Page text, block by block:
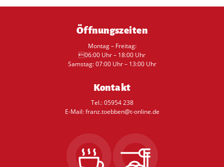
Öffnungszeiten
Montag – Freitag:
06:00 Uhr – 18:00 Uhr
Samstag: 07:00 Uhr – 13:00 Uhr
Kontakt
Tel.: 05954 238
E-Mail: franz.toebben@t-online.de